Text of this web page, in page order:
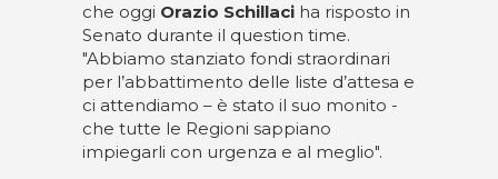
che oggi Orazio Schillaci ha risposto in
Senato durante il question time.
"Abbiamo stanziato fondi straordinari
per l’abbattimento delle liste d’attesa e
ci attendiamo – è stato il suo monito -
che tutte le Regioni sappiano
impiegarli con urgenza e al meglio".